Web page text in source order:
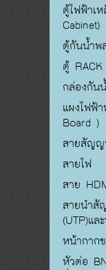
ตู้ไฟฟ้าเ
Cabinet)
ตู้กันน้ำพ
ตู้
กล่องกัน
แผงไฟฟ้
Board )
สายสัญ
สายไฟ
สาย
สายนำ
(UTP)แล
หน้ากาก
หัวต่อ